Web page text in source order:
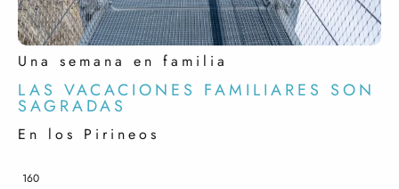
Una semana en familia
LAS VACACIONES FAMILIARES SON
SAGRADAS
En los Pirineos
160